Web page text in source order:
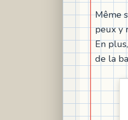
Même
peux y
En
de la